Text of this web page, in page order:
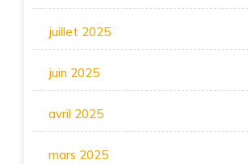
juillet 2025
juin 2025
avril 2025
mars 2025